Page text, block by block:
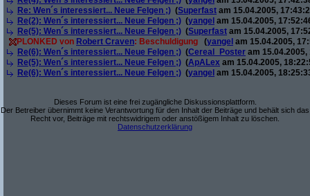
Re: Wen´s interessiert... Neue Felgen ;) (Superfast am 15.04.2005,
Re(2): Wen´s interessiert... Neue Felgen ;) (yangel am 15.04.2005,
Re(5): Wen´s interessiert... Neue Felgen ;) (Superfast am 15.04.2005,
PLONKED von Robert Craven: Beschuldigung (yangel am 15.04.2005,
Re(6): Wen´s interessiert... Neue Felgen ;) (Cereal_Poster am 15.04.2005,
Re(5): Wen´s interessiert... Neue Felgen ;) (ApALex am 15.04.2005,
Re(6): Wen´s interessiert... Neue Felgen ;) (yangel am 15.04.2005,
Dieses Forum ist eine frei zugängliche Diskussionsplattform.
Der Betreiber übernimmt keine Verantwortung für den Inhalt der Beiträge und behält sich das
Recht vor, Beiträge mit rechtswidrigem oder anstößigem Inhalt zu löschen.
Datenschutzerklärung